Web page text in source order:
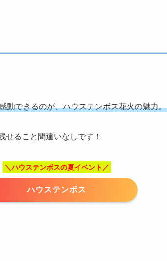
動できるのが、ハウステンボス花火の魅力。
せること間違いなしです！
＼ハウステンボスの夏イベント／
ハウステンボス